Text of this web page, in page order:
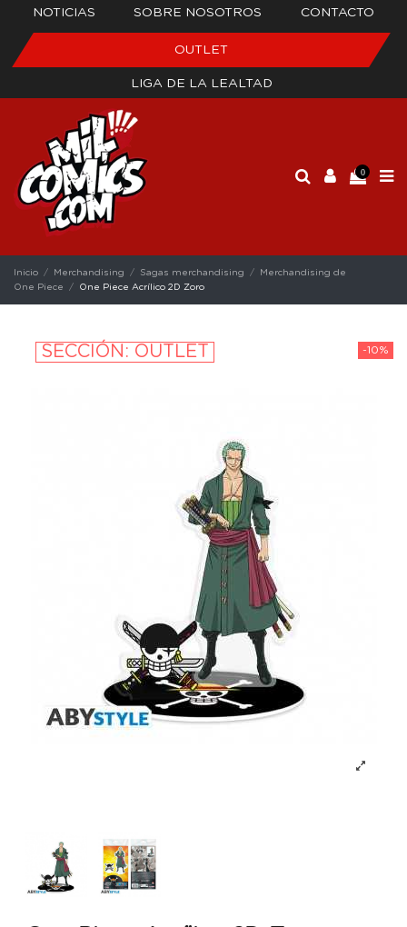
NOTICIAS SOBRE NOSOTROS CONTACTO
OUTLET
LIGA DE LA LEALTAD
0
Inicio Merchandising Sagas merchandising
Merchandising de
One Piece
One Piece Acrílico 2D Zoro
-10%
SECCIÓN: OUTLET